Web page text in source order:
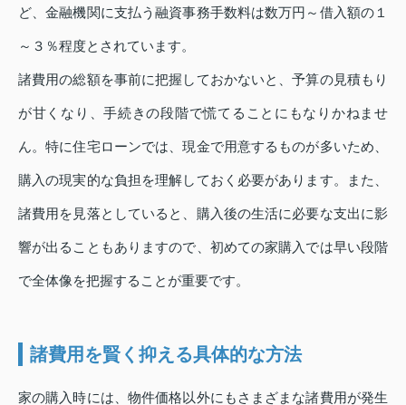
ど、金融機関に支払う融資事務手数料は数万円～借入額の１
～３％程度とされています。
諸費用の総額を事前に把握しておかないと、予算の見積もり
が甘くなり、手続きの段階で慌てることにもなりかねませ
ん。特に住宅ローンでは、現金で用意するものが多いため、
購入の現実的な負担を理解しておく必要があります。また、
諸費用を見落としていると、購入後の生活に必要な支出に影
響が出ることもありますので、初めての家購入では早い段階
で全体像を把握することが重要です。
諸費用を賢く抑える具体的な方法
家の購入時には、物件価格以外にもさまざまな諸費用が発生